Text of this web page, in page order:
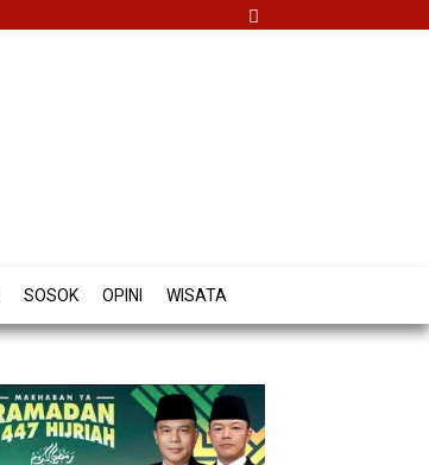
SOSOK OPINI WISATA